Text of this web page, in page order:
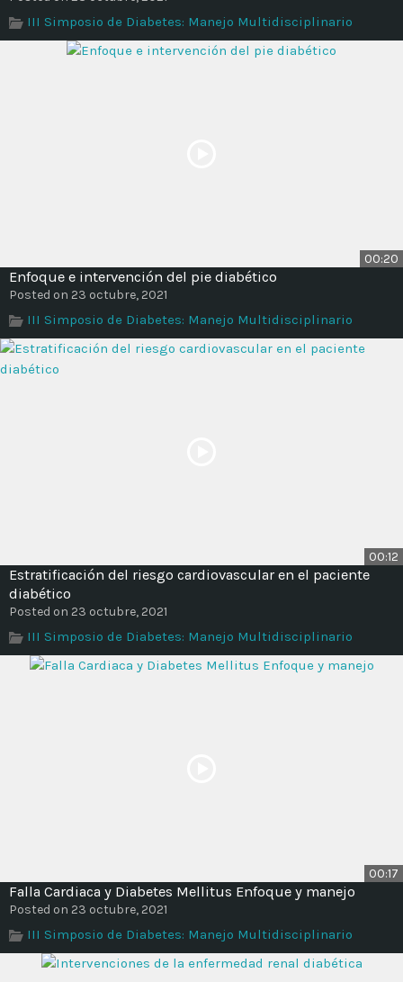
III Simposio de Diabetes: Manejo Multidisciplinario
00:20
Enfoque e intervención del pie diabético
Posted on 23 octubre, 2021
III Simposio de Diabetes: Manejo Multidisciplinario
00:12
Estratificación del riesgo cardiovascular en el paciente
diabético
Posted on 23 octubre, 2021
III Simposio de Diabetes: Manejo Multidisciplinario
00:17
Falla Cardiaca y Diabetes Mellitus Enfoque y manejo
Posted on 23 octubre, 2021
III Simposio de Diabetes: Manejo Multidisciplinario